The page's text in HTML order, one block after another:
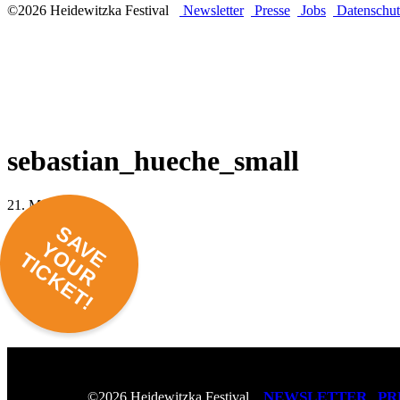
©2026 Heidewitzka Festival
Newsletter Presse Jobs
sebastian_hueche_small
21. März 2017 -
©2026 Heidewitzka Festival
SAVE
YOUR
TICKET!